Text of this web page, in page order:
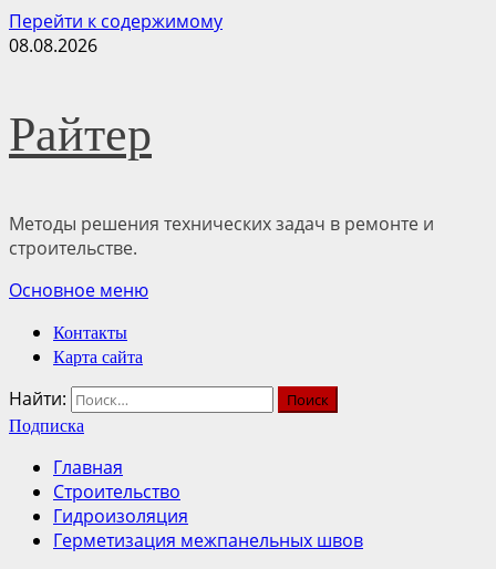
Перейти к содержимому
08.08.2026
Райтер
Методы решения технических задач в ремонте и
строительстве.
Основное меню
Контакты
Карта сайта
Найти:
Подписка
Главная
Строительство
Гидроизоляция
Герметизация межпанельных швов